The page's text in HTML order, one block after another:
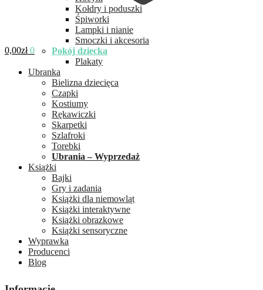
0,00zł 0
Kołdry i poduszki
Śpiworki
Lampki i nianie
Smoczki i akcesoria
Pokój dziecka
Plakaty
Ubranka
Bielizna dziecięca
Czapki
Kostiumy
Rękawiczki
Skarpetki
Szlafroki
Torebki
Ubrania – Wyprzedaż
Książki
Bajki
Gry i zadania
Książki dla niemowląt
Książki interaktywne
Książki obrazkowe
Książki sensoryczne
Wyprawka
Producenci
Blog